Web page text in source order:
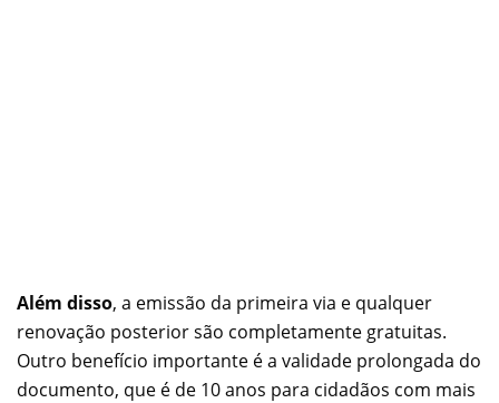
Além disso, a emissão da primeira via e qualquer
renovação posterior são completamente gratuitas.
Outro benefício importante é a validade prolongada do
documento, que é de 10 anos para cidadãos com mais